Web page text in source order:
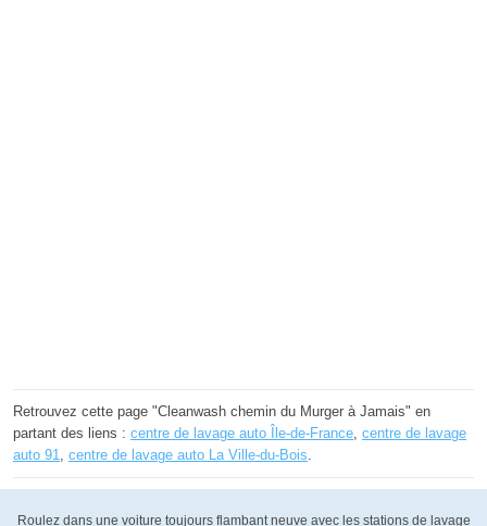
Retrouvez cette page "Cleanwash chemin du Murger à Jamais" en
partant des liens : centre de lavage auto Île-de-France centre de lavage
auto 91
centre de lavage auto La Ville-du-Bois
Roulez dans une voiture toujours flambant neuve avec les stations de lavage